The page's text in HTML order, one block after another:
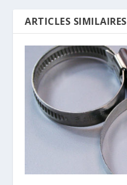
ARTICLES SIMILAIRES